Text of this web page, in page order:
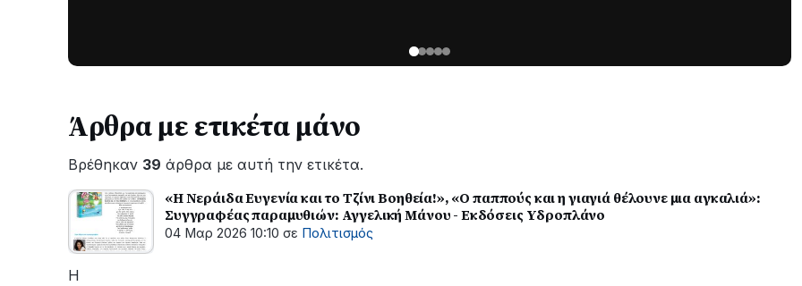
Ανδρέα
τα
έργα
του
Δήμου
Άρθρα με ετικέτα μάνο
Βρέθηκαν 39 άρθρα με αυτή την ετικέτα.
«Η Νεράιδα Ευγενία και το Τζίνι Βοηθεία!», «Ο παππούς και η γιαγιά θέλουνε μια αγκαλιά»:
Συγγραφέας παραμυθιών: Αγγελική Μάνου - Εκδόσεις Yδροπλάνο
04 Μαρ 2026 10:10 σε Πολιτισμός
Η